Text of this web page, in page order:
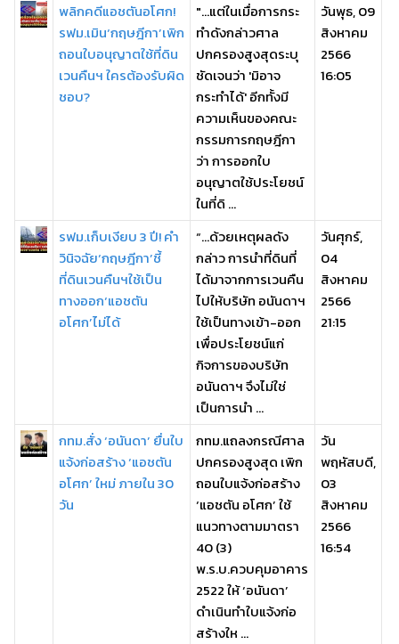
พลิกคดีแอชตันอโศก!
รฟม.เมิน‘กฤษฎีกา’เพิก
ถอนใบอนุญาตใช้ที่ดิน
เวนคืนฯ ใครต้องรับผิด
ชอบ?
"...แต่ในเมื่อการกระ
ทำดังกล่าวศาล
ปกครองสูงสุดระบุ
ชัดเจนว่า 'มิอาจ
กระทำได้' อีกทั้งมี
ความเห็นของคณะ
กรรมการกฤษฎีกา
ว่า การออกใบ
อนุญาตใช้ประโยชน์
ในที่ดิ ...
วันพุธ, 09
สิงหาคม
2566
16:05
รฟม.เก็บเงียบ 3 ปี! คำ
วินิจฉัย‘กฤษฎีกา’ชี้
ที่ดินเวนคืนฯใช้เป็น
ทางออก‘แอชตัน
อโศก’ไม่ได้
“…ด้วยเหตุผลดัง
กล่าว การนำที่ดินที่
ได้มาจากการเวนคืน
ไปให้บริษัท อนันดาฯ
ใช้เป็นทางเข้า-ออก
เพื่อประโยชน์แก่
กิจการของบริษัท
อนันดาฯ จึงไม่ใช่
เป็นการนำ ...
วันศุกร์,
04
สิงหาคม
2566
21:15
กทม.สั่ง ‘อนันดา’ ยื่นใบ
แจ้งก่อสร้าง ‘แอชตัน
อโศก’ ใหม่ ภายใน 30
วัน
กทม.แถลงกรณีศาล
ปกครองสูงสุด เพิก
ถอนใบแจ้งก่อสร้าง
‘แอชตัน อโศก’ ใช้
แนวทางตามมาตรา
40 (3)
พ.ร.บ.ควบคุมอาคาร
2522 ให้ ‘อนันดา’
ดำเนินทำใบแจ้งก่อ
สร้างให ...
วัน
พฤหัสบดี,
03
สิงหาคม
2566
16:54